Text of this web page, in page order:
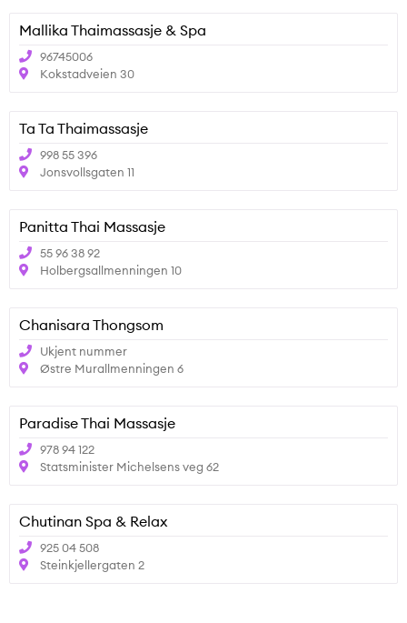
Mallika Thaimassasje & Spa
96745006
Kokstadveien 30
Ta Ta Thaimassasje
998 55 396
Jonsvollsgaten 11
Panitta Thai Massasje
55 96 38 92
Holbergsallmenningen 10
Chanisara Thongsom
Ukjent nummer
Østre Murallmenningen 6
Paradise Thai Massasje
978 94 122
Statsminister Michelsens veg 62
Chutinan Spa & Relax
925 04 508
Steinkjellergaten 2